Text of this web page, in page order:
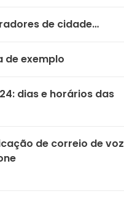
de cidade…
de exemplo
dias e horários das
de correio de voz